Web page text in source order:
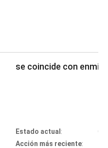
se coincide con
Estado actual :
Acción más reciente: